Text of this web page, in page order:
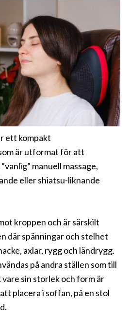
ett kompakt
är utformat för att
manuell massage,
eller shiatsu-liknande
kroppen och är särskilt
där spänningar och stelhet
axlar, rygg och ländrygg.
på andra ställen som till
vare sin storlek och form är
placera i soffan, på en stol